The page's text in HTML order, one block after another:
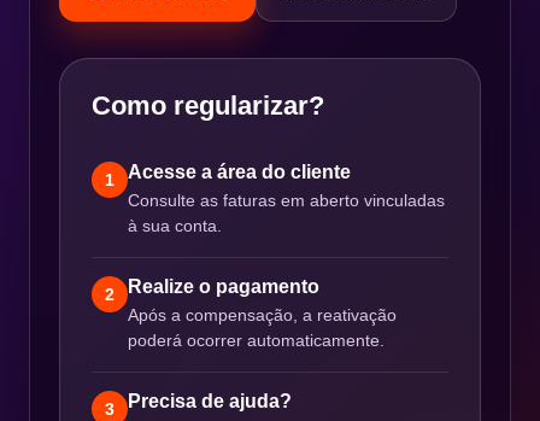
Como regularizar?
1 Acesse a área do cliente
Consulte as faturas em aberto vinculadas
à sua conta.
2 Realize o pagamento
Após a compensação, a reativação
poderá ocorrer automaticamente.
3 Precisa de ajuda?